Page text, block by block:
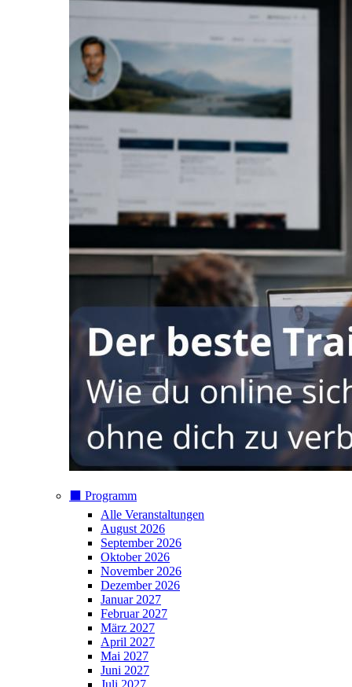
⬛️ Programm
Alle Veranstaltungen
August 2026
September 2026
Oktober 2026
November 2026
Dezember 2026
Januar 2027
Februar 2027
März 2027
April 2027
Mai 2027
Juni 2027
Juli 2027